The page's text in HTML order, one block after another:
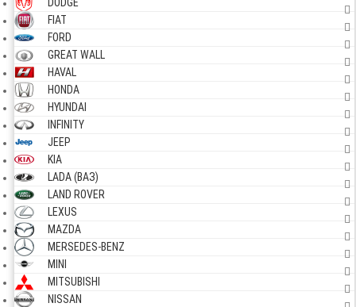
FIAT
FORD
GREAT WALL
HAVAL
HONDA
HYUNDAI
INFINITY
JEEP
KIA
LADA (ВАЗ)
LAND ROVER
LEXUS
MAZDA
MERSEDES-BENZ
MINI
MITSUBISHI
NISSAN